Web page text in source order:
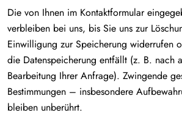
Die von Ihnen im Kontaktformular
verbleiben bei uns, bis Sie uns zur
Einwilligung zur Speicherung widerrufen
die Datenspeicherung entfällt (z. B. nach
Bearbeitung Ihrer Anfrage). Zwingende
Bestimmungen – insbesondere
bleiben unberührt.